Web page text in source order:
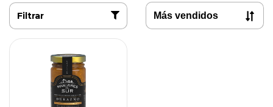
Filtrar